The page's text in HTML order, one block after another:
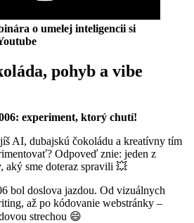
o umelej inteligencii si
pohyb a vibe
experiment, ktorý chutí!
AI, dubajskú čokoládu a kreatívny tím
Odpoveď znie: jeden z
aký sme doteraz spravili 💥
bol doslova jazdou. Od vizuálnych
až po kódovanie webstránky –
strechou 😄